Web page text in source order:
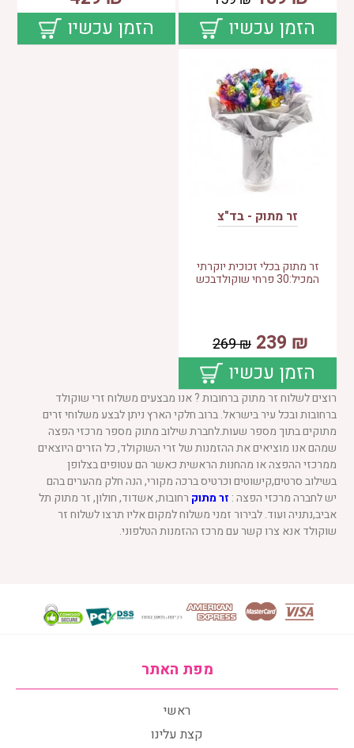
רוצים לשלוח זר מתוק ברחובות ? אנו מבצעים משלוח זרי שוקולד
ברחובות ובכל עיר בישראל. ברוב חלקי הארץ ניתן לבצע משלוחי זרים
מתוקים בתוך מספר שעות.לחברת שילוב מתוק מספר מרכזי הפצה
שמהם אנו מוציאים את ההזמנות של זרי השוקולד, כל הזרים היוצאים
ממרכזי ההפצה או מהחנות הראשית כאשר הם עטופים בצלופן
בשילוב סרטים,קישוטים וכרטיס ברכה מקורי, הנה חלק מהערים בהם
יש לחברה מרכזי הפצה : זר מתוק רחובות, אשדוד, חולון, זר מתוק תל
אביב,נתניה ועוד. לבירור זמני משלוח למקום אליו תרצו לשלוח זר
שוקולד אנא צרו קשר עם מרכז ההזמנות הטלפוני.
הזמן עכשיו הזמן עכשיו
זר מתוק - בד"צ
זר מתוק בכלי זכוכית יוקרתי
המכיל:30 פרחי שוקולדבכש
₪
239
₪
269
הזמן עכשיו
מפת האתר
ראשי
קצת עלינו